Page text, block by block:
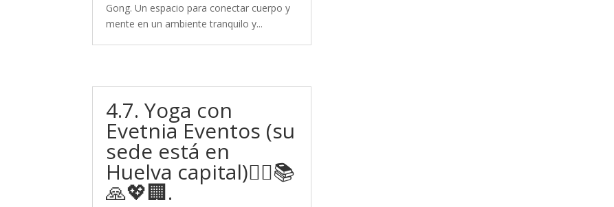
Gong. Un espacio para conectar cuerpo y
mente en un ambiente tranquilo y...
4.7. Yoga con
Evetnia Eventos (su
sede está en
Huelva capital)🧘‍♀️📚
🙏💖🏢.